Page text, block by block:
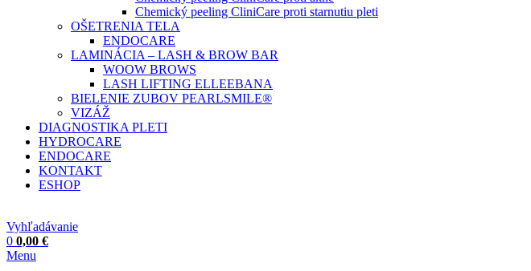
Chemický peeling CliniCare proti starnutiu pleti
OŠETRENIA TELA
ENDOCARE
LAMINÁCIA – LASH & BROW BAR
WOOW BROWS
LASH LIFTING ELLEEBANA
BIELENIE ZUBOV PEARLSMILE®
VIZÁŽ
DIAGNOSTIKA PLETI
HYDROCARE
ENDOCARE
KONTAKT
ESHOP
Vyhľadávanie
0 0,00 €
Menu